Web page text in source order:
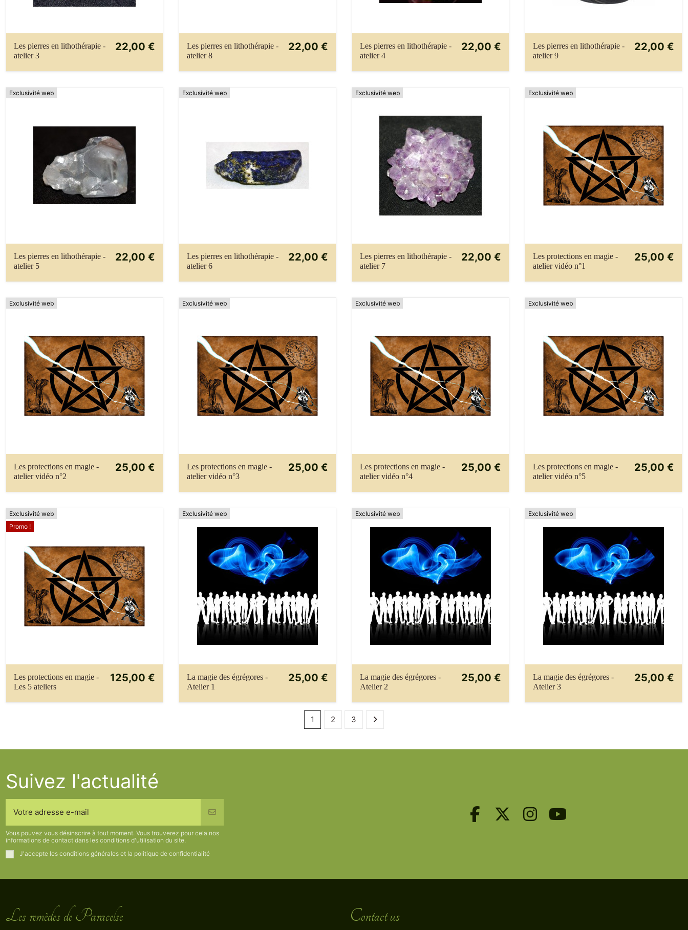
Les pierres en lithothérapie -
atelier 3
22,00 €
Les pierres en lithothérapie -
atelier 8
22,00 €
Les pierres en lithothérapie -
atelier 4
22,00 €
Les pierres en lithothérapie -
atelier 9
22,00 €
Exclusivité web
Les pierres en lithothérapie -
atelier 5
22,00 €
Exclusivité web
Les pierres en lithothérapie -
atelier 6
22,00 €
Exclusivité web
Les pierres en lithothérapie -
atelier 7
22,00 €
Exclusivité web
Les protections en magie -
atelier vidéo n°1
25,00 €
Exclusivité web
Les protections en magie -
atelier vidéo n°2
25,00 €
Exclusivité web
Les protections en magie -
atelier vidéo n°3
25,00 €
Exclusivité web
Les protections en magie -
atelier vidéo n°4
25,00 €
Exclusivité web
Les protections en magie -
atelier vidéo n°5
25,00 €
Exclusivité web
Promo !
Les protections en magie -
Les 5 ateliers
125,00 €
Exclusivité web
La magie des égrégores -
Atelier 1
25,00 €
Exclusivité web
La magie des égrégores -
Atelier 2
25,00 €
Exclusivité web
La magie des égrégores -
Atelier 3
25,00 €
1 2 3
Suivez l'actualité
Vous pouvez vous désinscrire à tout moment. Vous trouverez pour cela nos
informations de contact dans les conditions d'utilisation du site.
J'accepte les conditions générales et la politique de confidentialité
Les remèdes de Paracelse Contact us